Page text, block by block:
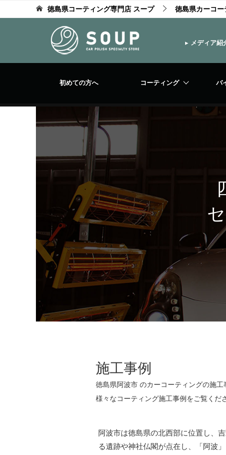
徳島県コーティング専門店 スープ 徳島県カーコ
▸ メディア紹
初めての方へ コーティング バ
施工事例
徳島県阿波市 のカーコーティングの施工
様々なコーティング施工事例をご覧くだ
阿波市は徳島県の北西部に位置し、
る遺跡や神社仏閣が点在し、「阿波